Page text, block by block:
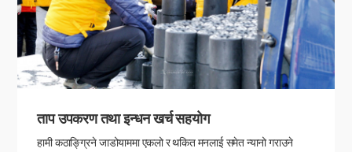
ताप उपकरण तथा इन्धन खर्च सहयोग
हामी कठाङ्ग्रिने जाडोयाममा एकलो र थकित मनलाई समेत न्यानो गराउने